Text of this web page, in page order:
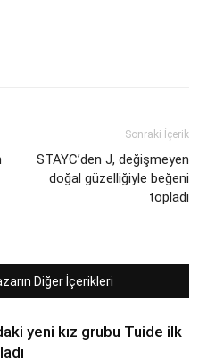
Sonraki İçerik
STAYC’den J, değişmeyen
doğal güzelliğiyle beğeni
topladı
Diğer İçerikleri
yeni kız grubu Tuide ilk